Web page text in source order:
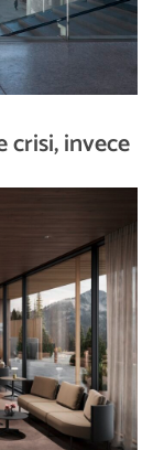
invece